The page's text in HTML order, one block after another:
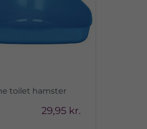
toilet hamster
29,95 kr.